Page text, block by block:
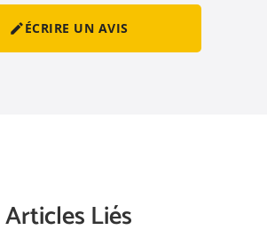
ÉCRIRE UN AVIS
Articles Liés